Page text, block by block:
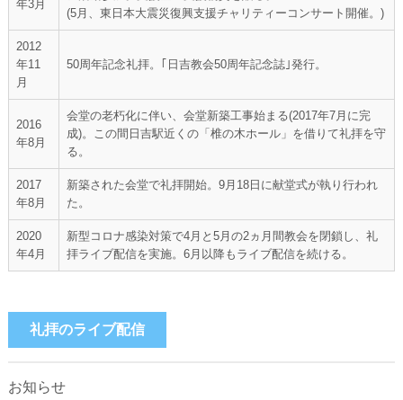
年3月
(5月、東日本大震災復興支援チャリティーコンサート開催。)
2012
年11
月
50周年記念礼拝。｢日吉教会50周年記念誌｣発行。
2016
年8月
会堂の老朽化に伴い、会堂新築工事始まる(2017年7月に完
成)。この間日吉駅近くの「椎の木ホール」を借りて礼拝を守
る。
2017
年8月
新築された会堂で礼拝開始。9月18日に献堂式が執り行われ
た。
2020
年4月
新型コロナ感染対策で4月と5月の2ヵ月間教会を閉鎖し、礼
拝ライブ配信を実施。6月以降もライブ配信を続ける。
礼拝のライブ配信
お知らせ